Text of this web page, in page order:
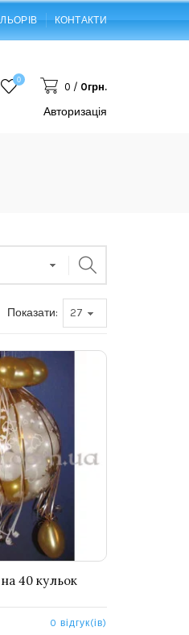
КОНТАКТИ
0
0 / 0грн.
Авторизація
Показати:
40 кульок
0 відгук(ів)